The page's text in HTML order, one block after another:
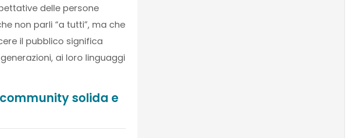
delle persone
non parli “a tutti”, ma che
il pubblico significa
ai loro linguaggi
solida e